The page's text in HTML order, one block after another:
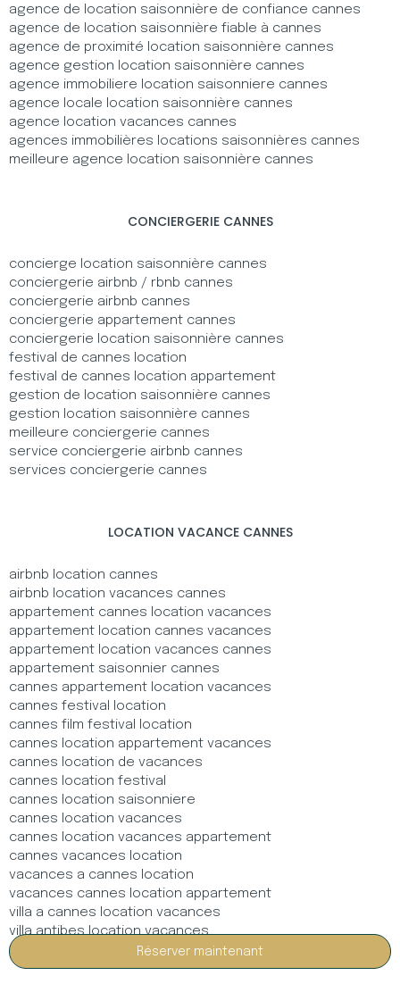
Réserver maintenant
agence de location saisonnière de confiance cannes
agence de location saisonnière fiable à cannes
agence de proximité location saisonnière cannes
agence gestion location saisonnière cannes
agence immobiliere location saisonniere cannes
agence locale location saisonnière cannes
agence location vacances cannes
agences immobilières locations saisonnières cannes
meilleure agence location saisonnière cannes
CONCIERGERIE CANNES
concierge location saisonnière cannes
conciergerie airbnb / rbnb cannes
conciergerie airbnb cannes
conciergerie appartement cannes
conciergerie location saisonnière cannes
festival de cannes location
festival de cannes location appartement
gestion de location saisonnière cannes
gestion location saisonnière cannes
meilleure conciergerie cannes
service conciergerie airbnb cannes
services conciergerie cannes
LOCATION VACANCE CANNES
airbnb location cannes
airbnb location vacances cannes
appartement cannes location vacances
appartement location cannes vacances
appartement location vacances cannes
appartement saisonnier cannes
cannes appartement location vacances
cannes festival location
cannes film festival location
cannes location appartement vacances
cannes location de vacances
cannes location festival
cannes location saisonniere
cannes location vacances
cannes location vacances appartement
cannes vacances location
vacances a cannes location
vacances cannes location appartement
villa a cannes location vacances
villa antibes location vacances
villa cannes location vacances